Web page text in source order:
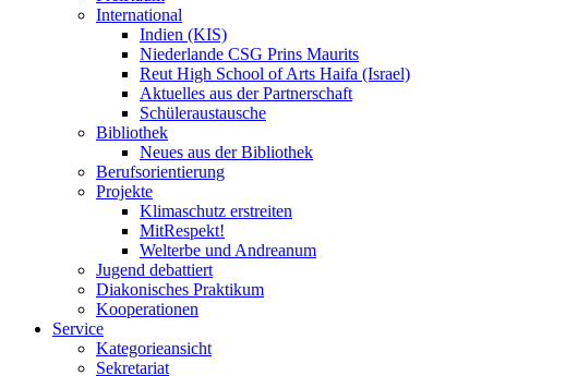
International
Indien (KIS)
Niederlande CSG Prins Maurits
Reut High School of Arts Haifa (Israel)
Aktuelles aus der Partnerschaft
Schüleraustausche
Bibliothek
Neues aus der Bibliothek
Berufsorientierung
Projekte
Klimaschutz erstreiten
MitRespekt!
Welterbe und Andreanum
Jugend debattiert
Diakonisches Praktikum
Kooperationen
Service
Kategorieansicht
Sekretariat